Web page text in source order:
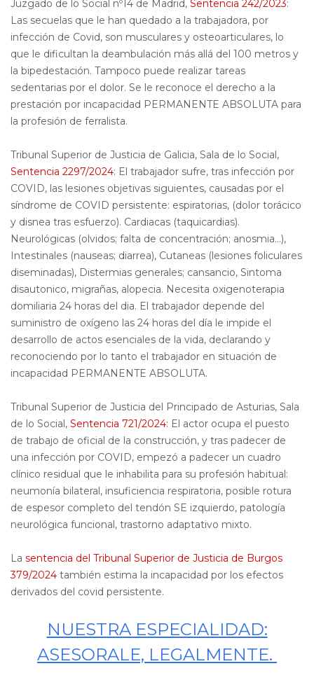
Juzgado de lo Social nº14 de Madrid, Sentencia 242/2023:
Las secuelas que le han quedado a la trabajadora, por
infección de Covid, son musculares y osteoarticulares, lo
que le dificultan la deambulación más allá del 100 metros y
la bipedestación. Tampoco puede realizar tareas
sedentarias por el dolor. Se le reconoce el derecho a la
prestación por incapacidad PERMANENTE ABSOLUTA para
la profesión de ferralista.
Tribunal Superior de Justicia de Galicia, Sala de lo Social,
Sentencia 2297/2024: El trabajador sufre, tras infección por
COVID, las lesiones objetivas siguientes, causadas por el
síndrome de COVID persistente: espiratorias, (dolor torácico
y disnea tras esfuerzo). Cardiacas (taquicardias).
Neurológicas (olvidos; falta de concentración; anosmia...),
Intestinales (nauseas; diarrea), Cutaneas (lesiones foliculares
diseminadas), Distermias generales; cansancio, Sintoma
disautonico, migrañas, alopecia. Necesita oxigenoterapia
domiliaria 24 horas del dia. El trabajador depende del
suministro de oxígeno las 24 horas del día le impide el
desarrollo de actos esenciales de la vida, declarando y
reconociendo por lo tanto el trabajador en situación de
incapacidad PERMANENTE ABSOLUTA.
Tribunal Superior de Justicia del Principado de Asturias, Sala
de lo Social, Sentencia 721/2024: El actor ocupa el puesto
de trabajo de oficial de la construcción, y tras padecer de
una infección por COVID, empezó a padecer un cuadro
clínico residual que le inhabilita para su profesión habitual:
neumonía bilateral, insuficiencia respiratoria, posible rotura
de espesor completo del tendón SE izquierdo, patología
neurológica funcional, trastorno adaptativo mixto.
La sentencia del Tribunal Superior de Justicia de Burgos
379/2024 también estima la incapacidad por los efectos
derivados del covid persistente.
NUESTRA ESPECIALIDAD:
ASESORALE, LEGALMENTE.